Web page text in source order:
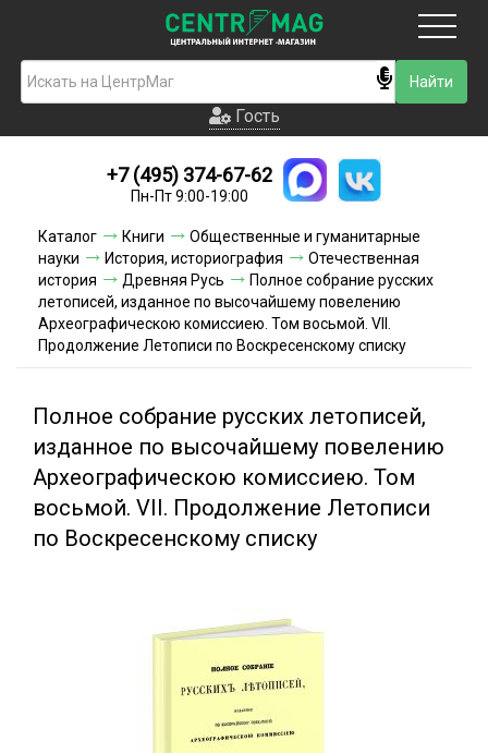
Гость
Новинки
Условия доставки
Условия оплаты
Контакты
Гость
+7 (495) 374-67-62
Пн-Пт 9:00-19:00
Каталог Книги
Общественные и гуманитарные
науки
История, историография
Отечественная
история
Древняя Русь
Полное собрание русских
летописей, изданное по высочайшему повелению
Археографическою комиссиею. Том восьмой. VII.
Продолжение Летописи по Воскресенскому списку
Полное собрание русских летописей,
изданное по высочайшему повелению
Археографическою комиссиею. Том
восьмой. VII. Продолжение Летописи
по Воскресенскому списку